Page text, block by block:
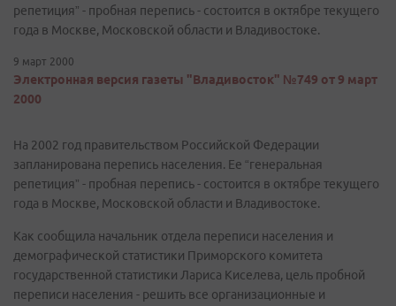
репетиция” - пробная перепись - состоится в октябре текущего
года в Москве, Московской области и Владивостоке.
9 март 2000
Электронная версия газеты "Владивосток" №749 от 9 март
2000
На 2002 год правительством Российской Федерации
запланирована перепись населения. Ее “генеральная
репетиция” - пробная перепись - состоится в октябре текущего
года в Москве, Московской области и Владивостоке.
Как сообщила начальник отдела переписи населения и
демографической статистики Приморского комитета
государственной статистики Лариса Киселева, цель пробной
переписи населения - решить все организационные и